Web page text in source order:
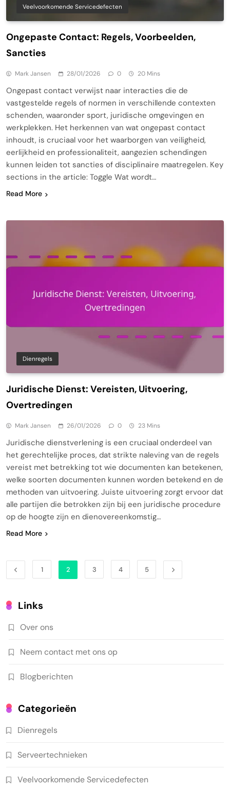
Veelvoorkomende Servicedefecten
Ongepaste Contact: Regels, Voorbeelden,
Sancties
Mark Jansen 28/01/2026 0 20 Mins
Ongepast contact verwijst naar interacties die de
vastgestelde regels of normen in verschillende contexten
schenden, waaronder sport, juridische omgevingen en
werkplekken. Het herkennen van wat ongepast contact
inhoudt, is cruciaal voor het waarborgen van veiligheid,
eerlijkheid en professionaliteit, aangezien schendingen
kunnen leiden tot sancties of disciplinaire maatregelen. Key
sections in the article: Toggle Wat wordt…
Read More
Dienregels
Juridische Dienst: Vereisten, Uitvoering,
Overtredingen
Mark Jansen 26/01/2026 0 23 Mins
Juridische dienstverlening is een cruciaal onderdeel van
het gerechtelijke proces, dat strikte naleving van de regels
vereist met betrekking tot wie documenten kan betekenen,
welke soorten documenten kunnen worden betekend en de
methoden van uitvoering. Juiste uitvoering zorgt ervoor dat
alle partijen die betrokken zijn bij een juridische procedure
op de hoogte zijn en dienovereenkomstig…
Read More
1 2 3 4 5
Links
Over ons
Neem contact met ons op
Blogberichten
Categorieën
Dienregels
Serveertechnieken
Veelvoorkomende Servicedefecten